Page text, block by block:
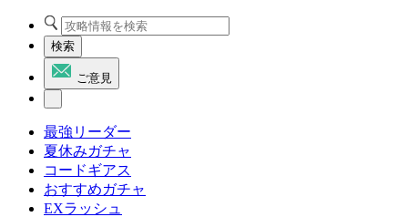
検索
ご意見
最強リーダー
夏休みガチャ
コードギアス
おすすめガチャ
EXラッシュ